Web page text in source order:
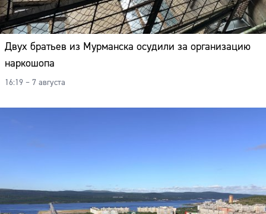
Двух братьев из Мурманска осудили за организацию
наркошопа
16:19 – 7 августа